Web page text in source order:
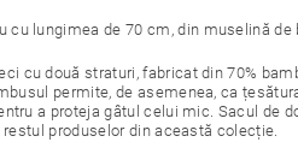
cu lungimea de 70 cm, din muselină
cu două straturi, fabricat din 70%
permite, de asemenea, ca
a proteja gâtul celui mic. Sacul de
produselor din această colecție.